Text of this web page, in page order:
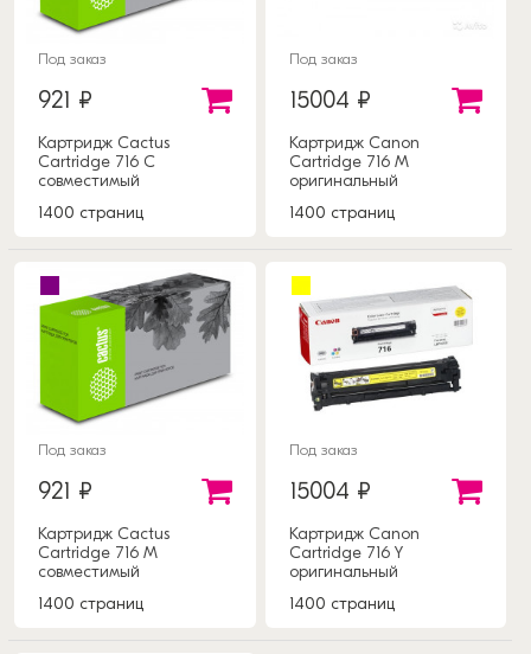
Под заказ
921 ₽
Картридж Cactus
Cartridge 716 C
совместимый
1400 страниц
Под заказ
15004 ₽
Картридж Canon
Cartridge 716 M
оригинальный
1400 страниц
Под заказ
921 ₽
Картридж Cactus
Cartridge 716 M
совместимый
1400 страниц
Под заказ
15004 ₽
Картридж Canon
Cartridge 716 Y
оригинальный
1400 страниц